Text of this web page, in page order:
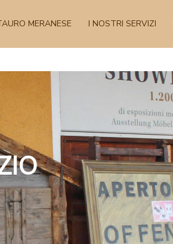
MERANESE I NOSTRI SERVIZI